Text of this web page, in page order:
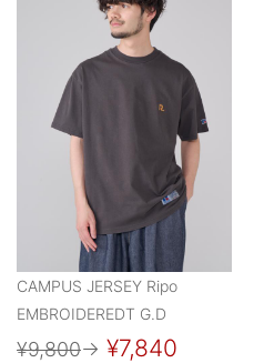
CAMPUS JERSEY Ripo
EMBROIDEREDT G.D
¥9,800→ ¥7,840